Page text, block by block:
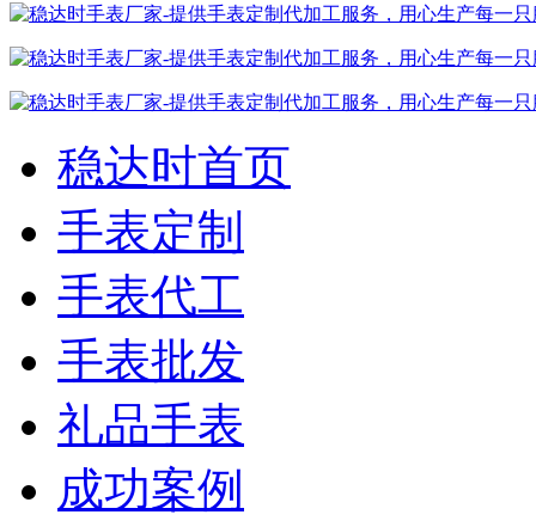
稳达时首页
手表定制
手表代工
手表批发
礼品手表
成功案例